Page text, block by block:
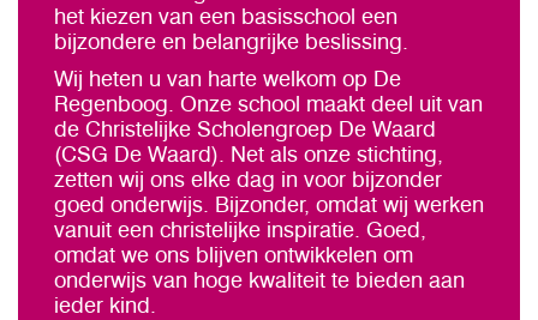
het kiezen van een basisschool een
bijzondere en belangrijke beslissing.
Wij heten u van harte welkom op De
Regenboog. Onze school maakt deel uit van
de Christelijke Scholengroep De Waard
(CSG De Waard). Net als onze stichting,
zetten wij ons elke dag in voor bijzonder
goed onderwijs. Bijzonder, omdat wij werken
vanuit een christelijke inspiratie. Goed,
omdat we ons blijven ontwikkelen om
onderwijs van hoge kwaliteit te bieden aan
ieder kind.